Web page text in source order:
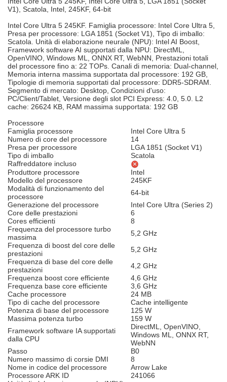
V1), Scatola, Intel, 245KF, 64-bit
Intel Core Ultra 5 245KF. Famiglia processore: Intel Core Ultra 5,
Presa per processore: LGA 1851 (Socket V1), Tipo di imballo:
Scatola. Unità di elaborazione neurale (NPU): Intel AI Boost,
Framework software AI supportati dalla NPU: DirectML,
OpenVINO, Windows ML, ONNX RT, WebNN, Prestazioni totali
del processore fino a: 22 TOPs. Canali di memoria: Dual-channel,
Memoria interna massima supportata dal processore: 192 GB,
Tipologie di memoria supportati dal processore: DDR5-SDRAM.
Segmento di mercato: Desktop, Condizioni d'uso:
PC/Client/Tablet, Versione degli slot PCI Express: 4.0, 5.0. L2
cache: 26624 KB, RAM massima supportata: 192 GB
Processore
Famiglia processore
Intel Core Ultra 5
Numero di core del processore
14
Presa per processore
LGA 1851 (Socket V1)
Tipo di imballo
Scatola
Raffreddatore incluso
Produttore processore
Intel
Modello del processore
245KF
Modalità di funzionamento del
processore
64-bit
Generazione del processore
Intel Core Ultra (Series 2)
Core delle prestazioni
6
Cores efficienti
8
Frequenza del processore turbo
massima
5,2 GHz
Frequenza di boost del core delle
prestazioni
5,2 GHz
Frequenza di base del core delle
prestazioni
4,2 GHz
Frequenza boost core efficiente
4,6 GHz
Frequenza base core efficiente
3,6 GHz
Cache processore
24 MB
Tipo di cache del processore
Cache intelligente
Potenza di base del processore
125 W
Massima potenza turbo
159 W
Framework software IA supportati
dalla CPU
DirectML, OpenVINO,
Windows ML, ONNX RT,
WebNN
Passo
B0
Numero massimo di corsie DMI
8
Nome in codice del processore
Arrow Lake
Processore ARK ID
241066